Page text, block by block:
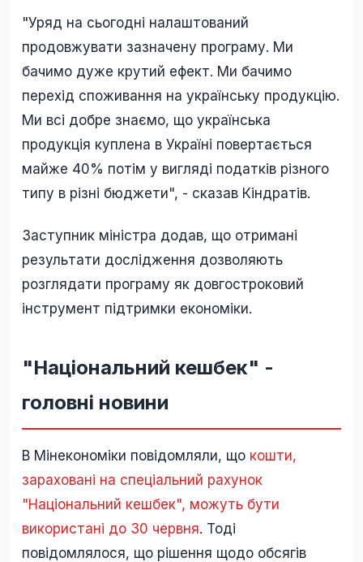
"Уряд на сьогодні налаштований
продовжувати зазначену програму. Ми
бачимо дуже крутий ефект. Ми бачимо
перехід споживання на українську продукцію.
Ми всі добре знаємо, що українська
продукція куплена в Україні повертається
майже 40% потім у вигляді податків різного
типу в різні бюджети", - сказав Кіндратів.
Заступник міністра додав, що отримані
результати дослідження дозволяють
розглядати програму як довгостроковий
інструмент підтримки економіки.
"Національний кешбек" -
головні новини
В Мінекономіки повідомляли, що кошти,
зараховані на спеціальний рахунок
"Національний кешбек", можуть бути
використані до 30 червня. Тоді
повідомлялося, що рішення щодо обсягів